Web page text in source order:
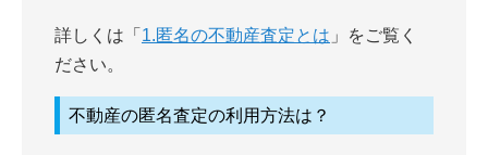
詳しくは「 1.匿名の不動産査定とは 」をご覧く
ださい。
不動産の匿名査定の利用方法は？